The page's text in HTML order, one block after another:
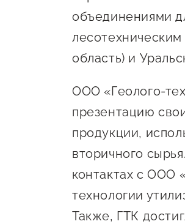
объединениями
область) и
ООО «Геолого-
презентацию
продукции,
вторичного
контактах с ООО
технологии
Также, ГТК